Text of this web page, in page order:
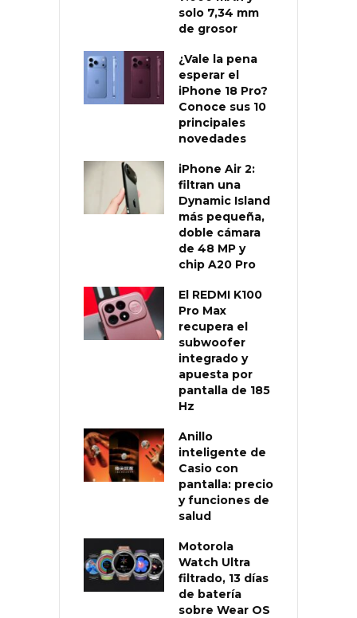
solo 7,34 mm
de grosor
¿Vale la pena
esperar el
iPhone 18 Pro?
Conoce sus 10
principales
novedades
iPhone Air 2:
filtran una
Dynamic Island
más pequeña,
doble cámara
de 48 MP y
chip A20 Pro
El REDMI K100
Pro Max
recupera el
subwoofer
integrado y
apuesta por
pantalla de 185
Hz
Anillo
inteligente de
Casio con
pantalla: precio
y funciones de
salud
Motorola
Watch Ultra
filtrado, 13 días
de batería
sobre Wear OS